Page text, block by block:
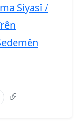
Siyasî /